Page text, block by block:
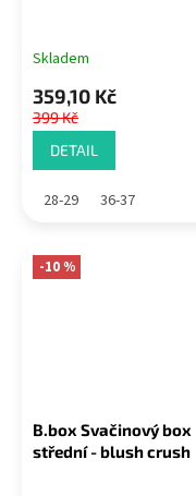
Skladem
359,10 Kč
399 Kč
DETAIL
28-29 36-37
-10 %
B.box Svačinový box
střední - blush crush